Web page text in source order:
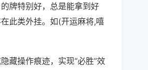
牌特别好，总是能拿到好
此类外挂。如(开运麻将,嘻
藏操作痕迹，实现“必胜”效